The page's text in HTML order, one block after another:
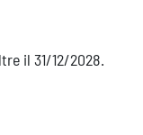
il 31/12/2028.